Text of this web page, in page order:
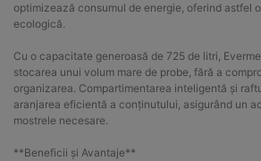
optimizează consumul de energie, oferind astfel
ecologică.
Cu o capacitate generoasă de 725 de litri,
stocarea unui volum mare de probe, fără a
organizarea. Compartimentarea inteligentă și
aranjarea eficientă a conținutului, asigurând un
mostrele necesare.
**Beneficii și Avantaje**